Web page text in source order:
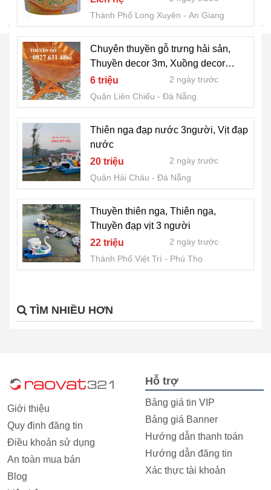
TÌM NHIỀU HƠN
GIANG
Thành Phố Long Xuyên
An Giang
Chuyên thuyền gỗ trưng hải sản,
Thuyền decor 3m, Xuồng decor
trưng bông
6 triệu
2 ngày trước
Quận Liên Chiểu
Đà Nẵng
Thiên nga đạp nước 3người, Vịt đạp
nước
20 triệu
2 ngày trước
Quận Hải Châu
Đà Nẵng
Thuyền thiên nga, Thiên nga,
Thuyền đạp vịt 3 người
22 triệu
2 ngày trước
Thành Phố Việt Trì
Phú Thọ
TÌM NHIỀU HƠN
Giới thiệu
Quy định đăng tin
Điều khoản sử dụng
An toàn mua bán
Blog
Hỗ trợ
Bảng giá tin VIP
Bảng giá Banner
Hướng dẫn thanh toán
Hướng dẫn đăng tin
Xác thực tài khoản